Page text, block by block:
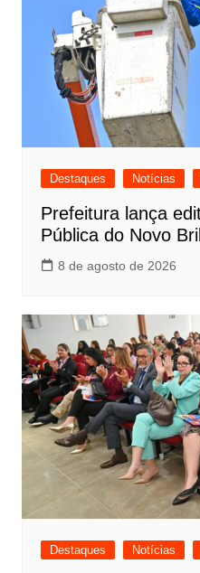
Destaques Notícias
Prefeitura lança
Pública do Novo
8 de agosto de 2026
Destaques Notícias